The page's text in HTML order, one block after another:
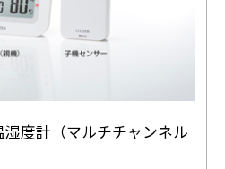
度計（マルチチャンネル